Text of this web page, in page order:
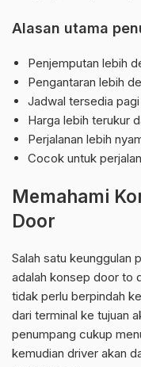
Alasan utama
Penjemputan lebih
Pengantaran lebih
Jadwal tersedia
Harga lebih terukur
Perjalanan lebih
Cocok untuk
Memahami
Door
Salah satu keunggulan
adalah konsep door to
tidak perlu berpindah
dari terminal ke tujuan
penumpang cukup
kemudian driver akan